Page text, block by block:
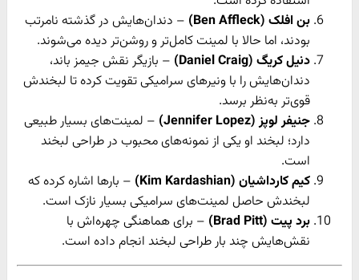
بن افلک (Ben Affleck)
– دندان‌هایش در گذشته نامرتب
بودند، اما حالا با لمینت کامل‌تر و روشن‌تر دیده می‌شوند.
دنیل کریگ (Daniel Craig)
– بازیگر نقش جیمز باند،
دندان‌هایش را با ونیرهای سرامیکی تقویت کرده تا لبخندش
قوی‌تر به‌نظر برسد.
جنیفر لوپز (Jennifer Lopez)
– لمینت‌های بسیار طبیعی
دارد؛ لبخند او یکی از نمونه‌های محبوب در طراحی لبخند
است.
کیم کارداشیان (Kim Kardashian)
– بارها اشاره کرده که
لبخندش حاصل لمینت‌های سرامیکی بسیار نازک است.
برد پیت (Brad Pitt)
– برای هماهنگی چهره‌اش با
نقش‌هایش چند بار طراحی لبخند انجام داده است.